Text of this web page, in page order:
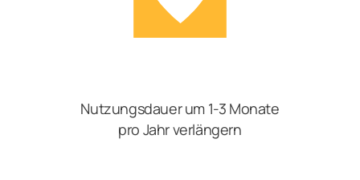
Nutzungsdauer um 1-3 Monate
pro Jahr verlängern